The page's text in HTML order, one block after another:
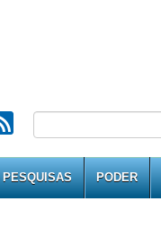
PESQUISAS PODER